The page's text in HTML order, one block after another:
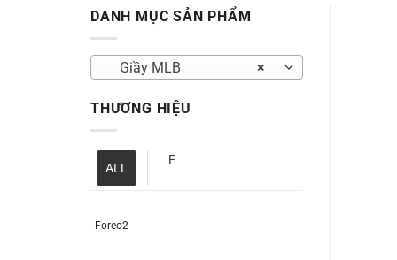
DANH MỤC SẢN PHẨM
×
Giầy MLB
THƯƠNG HIỆU
ALL
F
Foreo2